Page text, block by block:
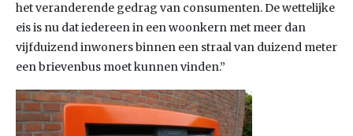
het veranderende gedrag van consumenten. De wettelijke
eis is nu dat iedereen in een woonkern met meer dan
vijfduizend inwoners binnen een straal van duizend meter
een brievenbus moet kunnen vinden.”